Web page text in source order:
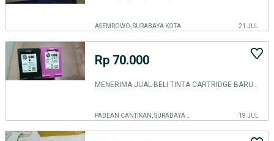
ASEMROWO, SURABAYA KOTA 21 JUL
Rp 70.000
19 JUL